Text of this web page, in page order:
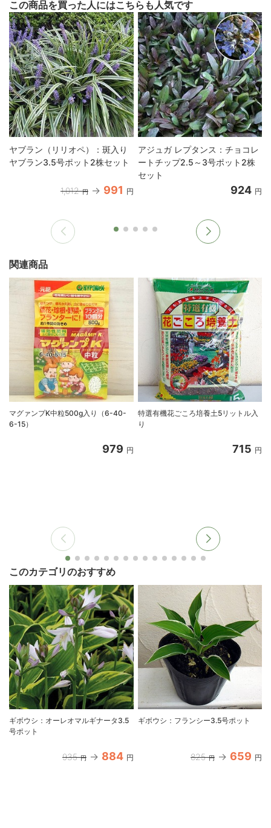
この商品を買った人にはこちらも人気です
ヤブラン（リリオペ）：斑入り
ヤブラン3.5号ポット2株セット
1,012 円 991 円
アジュガ レプタンス：チョコレ
ートチップ2.5～3号ポット2株
セット
924 円
関連商品
マグァンプK中粒500g入り（6-40-
6-15）
979 円
特選有機花ごころ培養土5リットル入
り
715 円
このカテゴリのおすすめ
ギボウシ：オーレオマルギナータ3.5
号ポット
935 円 884 円
ギボウシ：フランシー3.5号ポット
825 円 659 円